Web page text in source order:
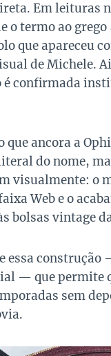
Em leituras
o termo ao grego
que apareceu
de Michele.
é confirmada
que ancora a
do nome,
visualmente: o
Web e o
bolsas vintage
essa
— que permite
sem